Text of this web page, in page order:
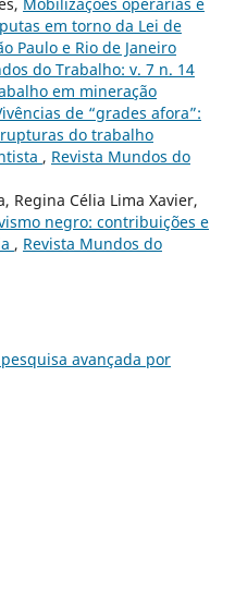
em torno da Lei de
Paulo e Rio de Janeiro
do Trabalho: v. 7 n. 14
em mineração
de “grades afora”:
do trabalho
, Revista Mundos do
Regina Célia Lima Xavier,
negro: contribuições e
, Revista Mundos do
avançada por